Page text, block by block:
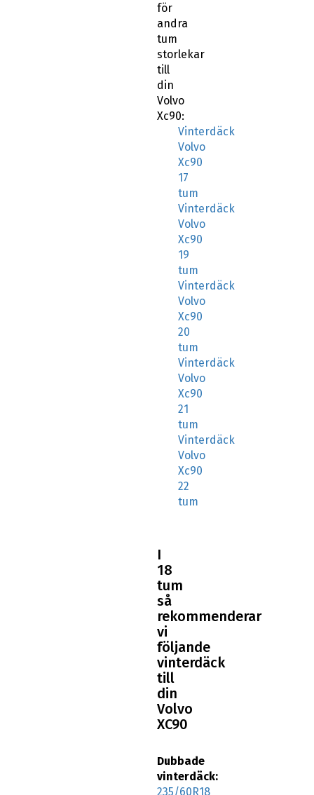
andra
tum
storlekar
till
din
Volvo
Xc90:
Vinterdäck
Volvo
Xc90
17
tum
Vinterdäck
Volvo
Xc90
19
tum
Vinterdäck
Volvo
Xc90
20
tum
Vinterdäck
Volvo
Xc90
21
tum
Vinterdäck
Volvo
Xc90
22
tum
18
tum
så
rekommenderar
vi
följande
vinterdäck
till
din
Volvo
XC90
vinterdäck:
235/60R18
Dubbfria